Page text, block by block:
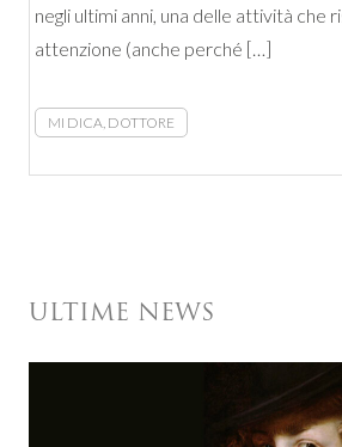
negli ultimi anni, una delle attività che
attenzione (anche perché […]
MI DICA, DOTTORE
ULTIME NEWS